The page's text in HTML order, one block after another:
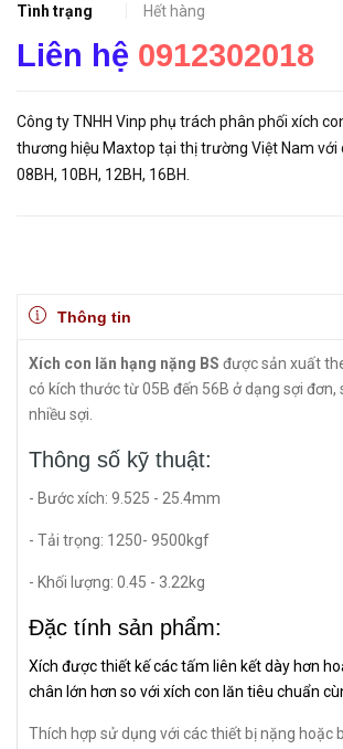
Tình trạng
Hết hàng
Liên hệ 0912302018
Công ty TNHH Vinp phụ trách phân phối xích
thương hiệu Maxtop tại thị trường Việt Nam với
08BH, 10BH, 12BH, 16BH.
Thông tin
Xích con lăn hạng nặng BS được sản xuất
có kích thước từ 05B đến 56B ở dạng sợi đơn,
nhiều sợi.
Thông số kỹ thuật:
- Bước xích: 9.525 - 25.4mm
- Tải trọng: 1250- 9500kgf
- Khối lượng: 0.45 - 3.22kg
Đặc tính sản phẩm:
Xích được thiết kế các tấm liên kết dày hơn
chân lớn hơn so với xích con lăn tiêu chuẩn
Thích hợp sử dụng với các thiết bị nặng hoặc